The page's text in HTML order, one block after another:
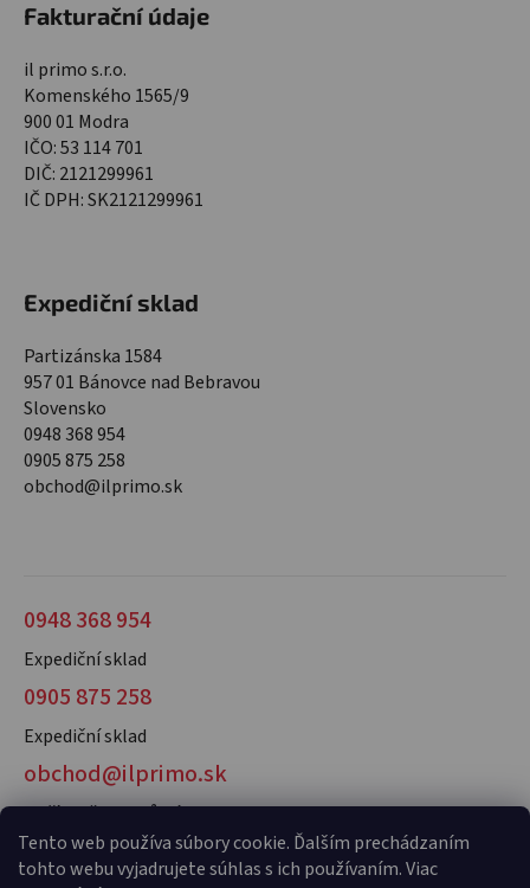
Tento web používa súbory cookie. Ďalším prechádzaním
tohto webu vyjadrujete súhlas s ich používaním. Viac
Fakturační údaje
il primo s.r.o.
Komenského 1565/9
900 01 Modra
IČO: 53 114 701
DIČ: 2121299961
IČ DPH: SK2121299961
Expediční sklad
Partizánska 1584
957 01 Bánovce nad Bebravou
Slovensko
0948 368 954
0905 875 258
obchod@ilprimo.sk
0948 368 954
Expediční sklad
0905 875 258
Expediční sklad
obchod@ilprimo.sk
V případě dotazů nás kontaktujte